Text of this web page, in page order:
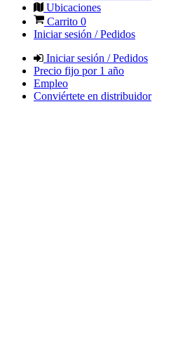
Ubicaciones
Carrito 0
Iniciar sesión / Pedidos
Iniciar sesión / Pedidos
Precio fijo por 1 año
Empleo
Conviértete en distribuidor